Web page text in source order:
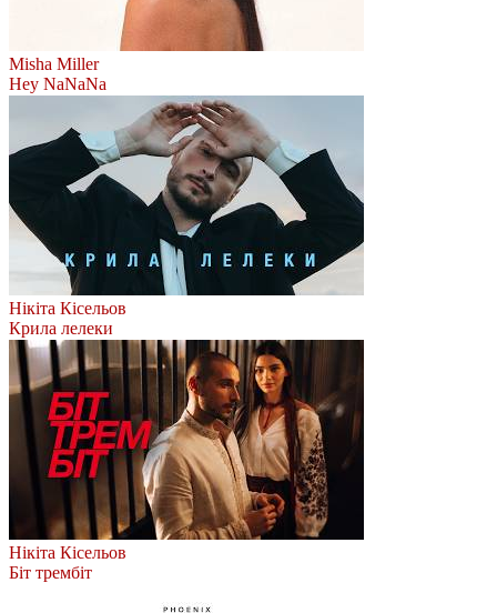
Misha Miller
Hey NaNaNa
Нікіта Кісельов
Крила лелеки
Нікіта Кісельов
Біт трембіт